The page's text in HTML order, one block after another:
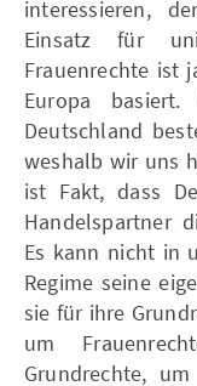
interessieren,
Einsatz für
Frauenrechte ist
Europa
Deutschland
weshalb wir uns
ist Fakt, dass
Handelspartner
Es kann nicht in
Regime seine
sie für ihre
um
Grundrechte,